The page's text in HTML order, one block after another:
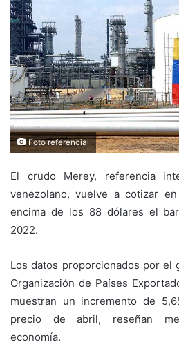
Foto referencial
El crudo Merey, referencia
venezolano, vuelve a cotizar
encima de los 88 dólares el
2022.
Los datos proporcionados por el
Organización de Países
muestran un incremento de
precio de abril, reseñan
economía.